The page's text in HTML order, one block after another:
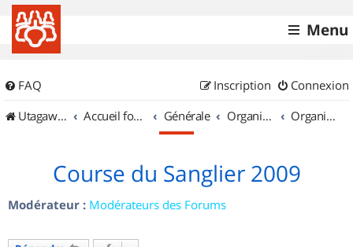
Menu
FAQ Connexion
Inscription
UtagawaVTT (Randos VTT et VTTAE avec traces GPS)
Accueil forum Générale Organisation de sorties & Recherche de partenaires Organisation de sorties en région Rhône Alpes
Course du Sanglier 2009
Modérateur : Modérateurs des Forums